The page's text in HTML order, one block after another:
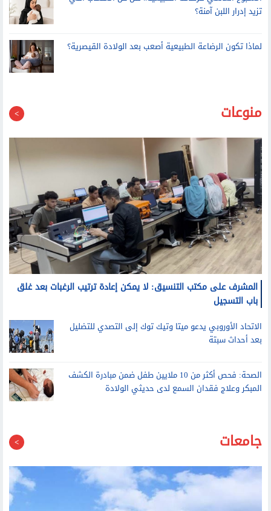
تزيد إدرار اللبن آمنة؟
لماذا تكون الرضاعة الطبيعية أصعب بعد الولادة القيصرية؟
منوعات
المشرف على مكتب التنسيق: لا يمكن إعادة ترتيب الرغبات بعد غلق
باب التسجيل
الاتحاد الأوروبي يدعو ميتا وتيك توك إلى التصدي للتضليل
بعد أحداث سبتة
الصحة: فحص أكثر من 10 ملايين طفل ضمن مبادرة الكشف
المبكر وعلاج فقدان السمع لدى حديثي الولادة
جامعات